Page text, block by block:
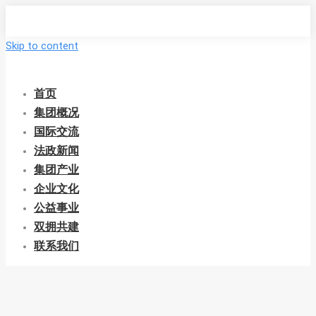
Skip to content
首页
集团概况
国际交流
法政新闻
集团产业
企业文化
公益事业
双拥共建
联系我们